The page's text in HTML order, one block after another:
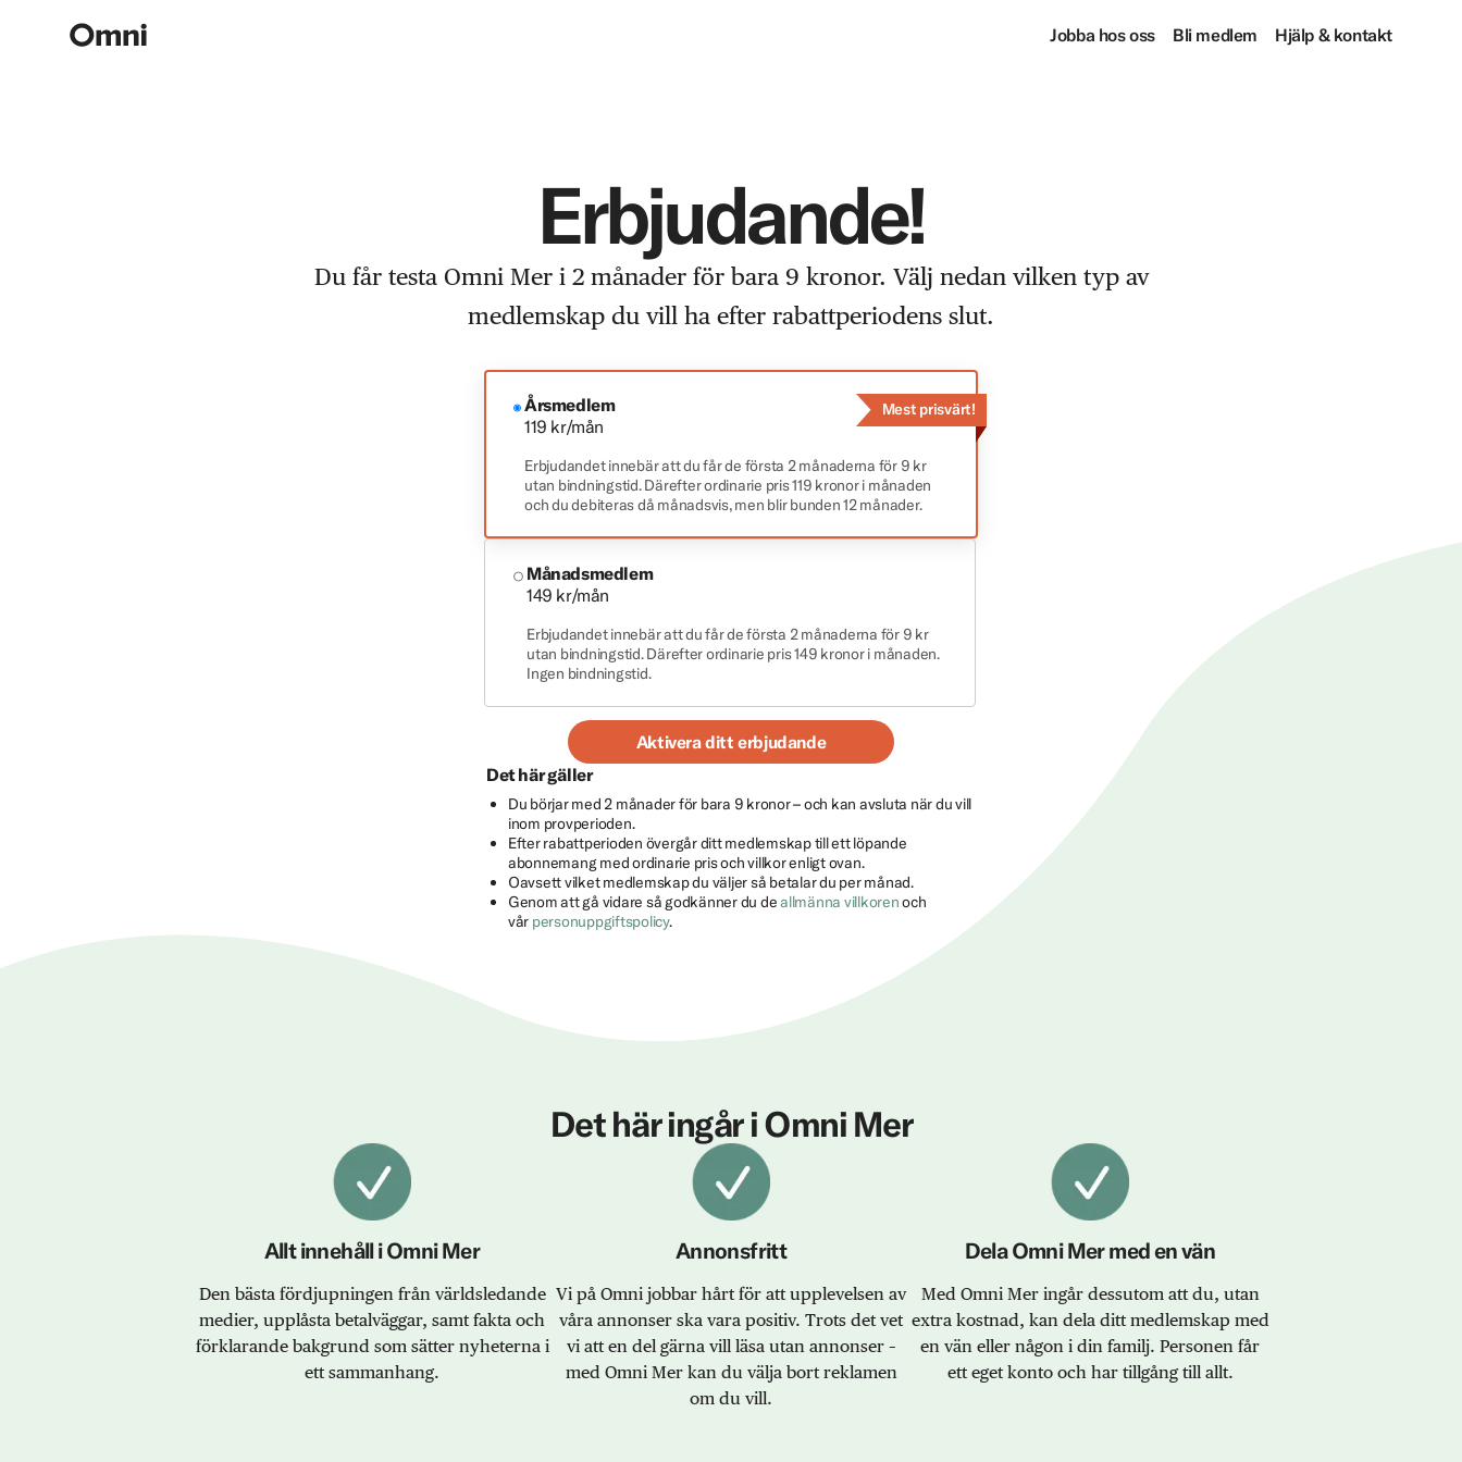
Jobba hos oss Bli medlem Hjälp & kontakt
Erbjudande!
Du får testa Omni Mer i 2 månader för bara 9 kronor. Välj nedan vilken typ av
medlemskap du vill ha efter rabattperiodens slut.
Årsmedlem
119 kr/mån
Erbjudandet innebär att du får de första 2 månaderna för 9 kr
utan bindningstid. Därefter ordinarie pris 119 kronor i månaden
och du debiteras då månadsvis, men blir bunden 12 månader.
Mest prisvärt!
Månadsmedlem
149 kr/mån
Erbjudandet innebär att du får de första 2 månaderna för 9 kr
utan bindningstid. Därefter ordinarie pris 149 kronor i månaden.
Ingen bindningstid.
Aktivera ditt erbjudande
Det här gäller
Du börjar med 2 månader för bara 9 kronor – och kan avsluta när du vill
inom provperioden.
Efter rabattperioden övergår ditt medlemskap till ett löpande
abonnemang med ordinarie pris och villkor enligt ovan.
Oavsett vilket medlemskap du väljer så betalar du per månad.
Genom att gå vidare så godkänner du deallmänna villkorenoch
vår personuppgiftspolicy.
Det här ingår i Omni Mer
Allt innehåll i Omni Mer
Den bästa fördjupningen från världsledande
medier, upplåsta betalväggar, samt fakta och
förklarande bakgrund som sätter nyheterna i
ett sammanhang.
Annonsfritt
Vi på Omni jobbar hårt för att upplevelsen av
våra annonser ska vara positiv. Trots det vet
vi att en del gärna vill läsa utan annonser –
med Omni Mer kan du välja bort reklamen
om du vill.
Dela Omni Mer med en vän
Med Omni Mer ingår dessutom att du, utan
extra kostnad, kan dela ditt medlemskap med
en vän eller någon i din familj. Personen får
ett eget konto och har tillgång till allt.